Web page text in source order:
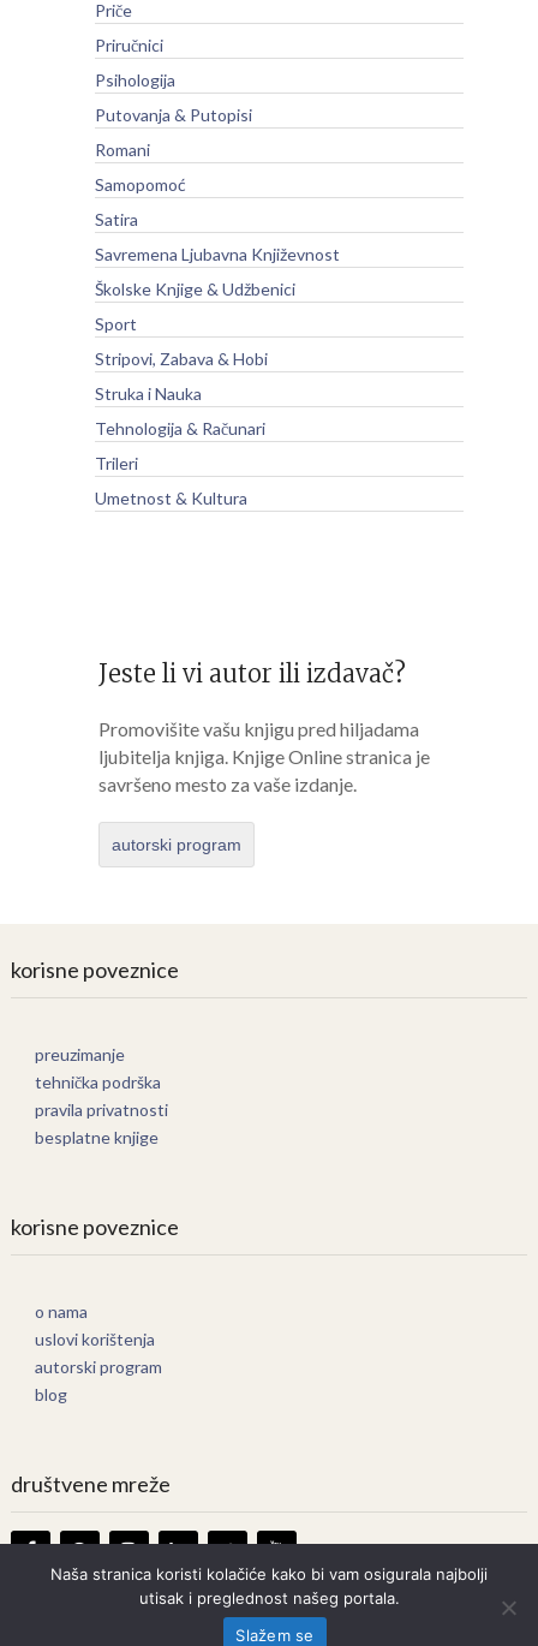
Priče
Priručnici
Psihologija
Putovanja & Putopisi
Romani
Samopomoć
Satira
Savremena Ljubavna Književnost
Školske Knjige & Udžbenici
Sport
Stripovi, Zabava & Hobi
Struka i Nauka
Tehnologija & Računari
Trileri
Umetnost & Kultura
Jeste li vi autor ili izdavač?
Promovišite vašu knjigu pred hiljadama
ljubitelja knjiga. Knjige Online stranica je
savršeno mesto za vaše izdanje.
autorski program
korisne poveznice
preuzimanje
tehnička podrška
pravila privatnosti
besplatne knjige
korisne poveznice
o nama
uslovi korištenja
autorski program
blog
društvene mreže
Knjige OnlineCopyright © 2026.
Naša stranica koristi kolačiće kako bi vam osigurala najbolji
utisak i preglednost našeg portala.
Slažem se